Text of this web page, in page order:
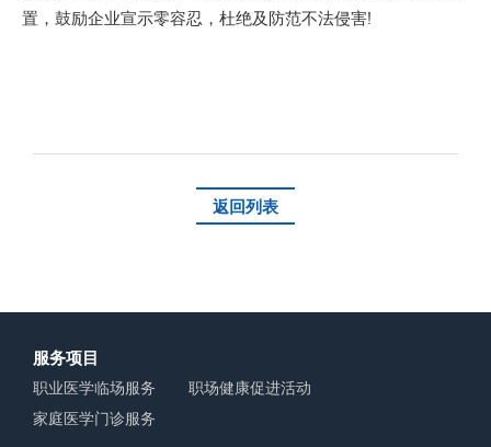
置，鼓励企业宣示零容忍，杜绝及防范不法侵害!
返回列表
服务项目
职业医学临场服务
职场健康促进活动
家庭医学门诊服务